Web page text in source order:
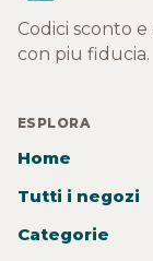
Codici sconto
con piu fiducia.
ESPLORA
Home
Tutti i negozi
Categorie